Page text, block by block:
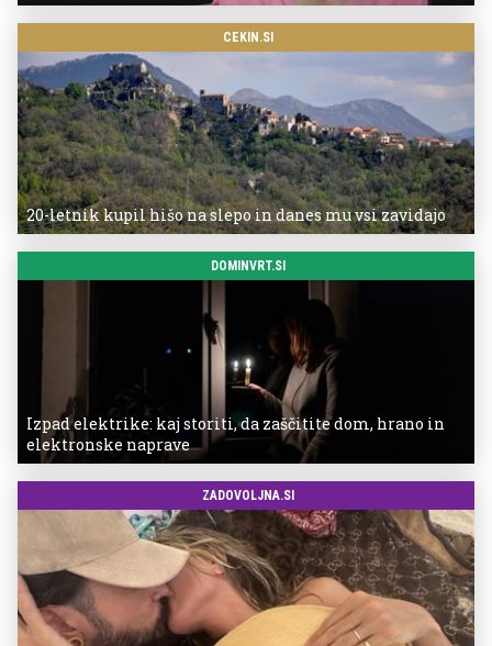
CEKIN.SI
20-letnik kupil hišo na slepo in danes mu vsi zavidajo
DOMINVRT.SI
Izpad elektrike: kaj storiti, da zaščitite dom, hrano in
elektronske naprave
ZADOVOLJNA.SI